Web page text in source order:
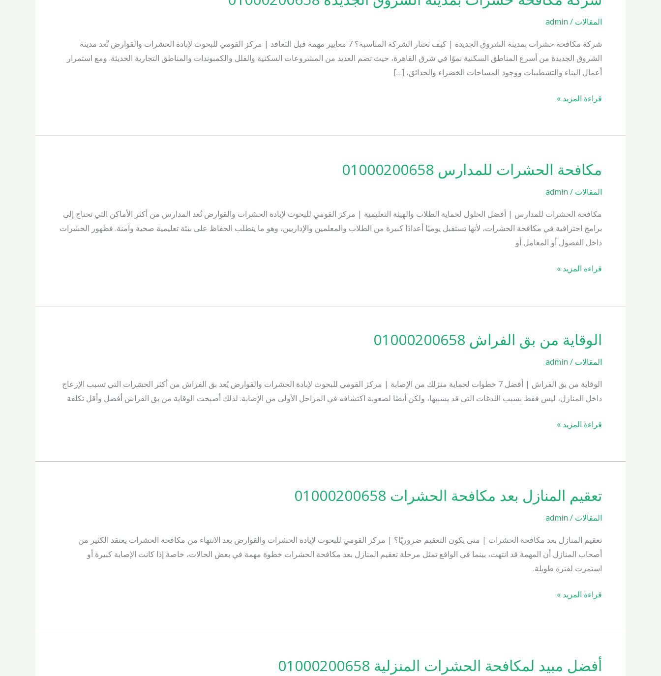
المقالات /
admin
شركة مكافحة حشرات بمدينة الشروق الجديدة | كيف تختار الشركة المناسبة؟ 7 معايير مهمة قبل التعاقد | مركز القومي للبحوث لإبادة الحشرات والقوارض تُعد مدينة
الشروق الجديدة من أسرع المناطق السكنية نموًا في شرق القاهرة، حيث تضم العديد من المشروعات السكنية والفلل والكمبوندات والمناطق التجارية الحديثة. ومع استمرار
أعمال البناء والتشطيبات ووجود المساحات الخضراء والحدائق، […]
مكافحة
حشرات
بمدينة
الشروق
الجديدة
قراءة المزيد »
مكافحة الحشرات للمدارس 01000200658
المقالات /
admin
مكافحة الحشرات للمدارس | أفضل الحلول لحماية الطلاب والهيئة التعليمية | مركز القومي للبحوث لإبادة الحشرات والقوارض تُعد المدارس من أكثر الأماكن التي تحتاج إلى
برامج احترافية في مكافحة الحشرات، لأنها تستقبل يوميًا أعدادًا كبيرة من الطلاب والمعلمين والإداريين، وهو ما يتطلب الحفاظ على بيئة تعليمية صحية وآمنة. فظهور الحشرات
داخل الفصول أو المعامل أو
مكافحة
للمدارس
01000200658
قراءة المزيد »
الوقاية من بق الفراش 01000200658
المقالات /
admin
الوقاية من بق الفراش | أفضل 7 خطوات لحماية منزلك من الإصابة | مركز القومي للبحوث لإبادة الحشرات والقوارض يُعد بق الفراش من أكثر الحشرات التي تسبب الإزعاج
داخل المنازل، ليس فقط بسبب اللدغات التي قد يسببها، ولكن أيضًا لصعوبة اكتشافه في المراحل الأولى من الإصابة. لذلك أصبحت الوقاية من بق الفراش أفضل وأقل تكلفة
الوقاية
بق
الفراش
01000200658
قراءة المزيد »
تعقيم المنازل بعد مكافحة الحشرات 01000200658
المقالات /
admin
تعقيم المنازل بعد مكافحة الحشرات | متى يكون التعقيم ضروريًا؟ | مركز القومي للبحوث لإبادة الحشرات والقوارض بعد الانتهاء من مكافحة الحشرات يعتقد الكثير من
أصحاب المنازل أن المهمة قد انتهت، بينما في الواقع تمثل مرحلة تعقيم المنازل بعد مكافحة الحشرات خطوة مهمة في بعض الحالات، خاصة إذا كانت الإصابة كبيرة أو
استمرت لفترة طويلة.
تعقيم
المنازل
بعد
مكافحة
الحشرات
01000200658
قراءة المزيد »
أفضل مبيد لمكافحة الحشرات المنزلية 01000200658
أفضل